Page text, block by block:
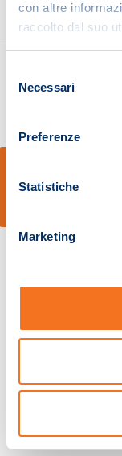
con altre
raccolto dal suo
delNecessari
Preferenze
Statistiche
Marketing
Pistoia 01680210505 –
Società adotta il Codice